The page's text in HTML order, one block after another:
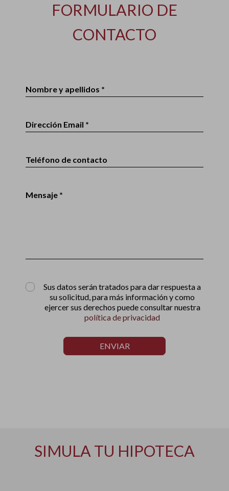
FORMULARIO DE
CONTACTO
Nombre y apellidos *
Dirección Email *
Teléfono de contacto
Mensaje *
Sus datos serán tratados para dar respuesta a
su solicitud, para más información y como
ejercer sus derechos puede consultar nuestra
política de privacidad
ENVIAR
SIMULA TU HIPOTECA